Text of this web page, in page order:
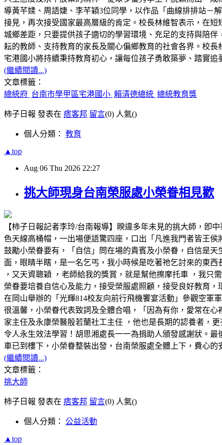
導黃芊媃、周語婕、李芊穎3位同學，以作品「曲線排排站－
接見，再次接受國家最高層級的肯定。校長林維智表示，在
城鄉差距，只要提供孩子適切的學習環境、充足的支持與陪
耘的教師、支持教育的家長及關心偏鄉教育的社會各界。校
宅港國小將持續秉持教育初心，讓每位孩子勇敢築夢、踏實
(繼續閱讀...)
文章標籤：
總統府 台南市學甲區宅港國小 賴清德總統 總統教育獎
柿子日報 發表在 痞客邦 留言(0) 人氣()
個人分類： 教育
▲top
Aug 06 Thu 2026 22:27
挑大師現身台南榮服處小榮眷相見歡
【柿子日報記者李玲/台南報導】睽違多年未見的挑大師，卽
色天線高桶帽，一出場便語驚四座，口出「凡進我門者皆王
鼓勵小榮眷要有，「自信」問在場的貴賓及小榮眷，自信是
面，眼睛半瞎，是一名乞丐，我小時候是吃著祂乞討來的東
，又天資聰穎 ，老師給我的獎賞，就是幫他擦摩托車 ，我
榮眷要培養自信心及能力，接受榮服處照顧，接受良好教育
在岡山舉辦的「光輝814校友向前行飛機饗宴活動」參觀空軍
很溫馨，小榮眷代表致詞及全體合唱，「因為有你，愛常在
家主任及永康榮醫殷若蘭社工主任 ，他也是長期的認養者，
令人永生效法學習！胡思湘處長一一為捐助人頒發感謝狀。
車已到樓下，小榮眷整裝出發，台南榮服處全體上下，費心
(繼續閱讀...)
文章標籤：
挑大師
柿子日報 發表在 痞客邦 留言(0) 人氣()
個人分類： 公益活動
▲top